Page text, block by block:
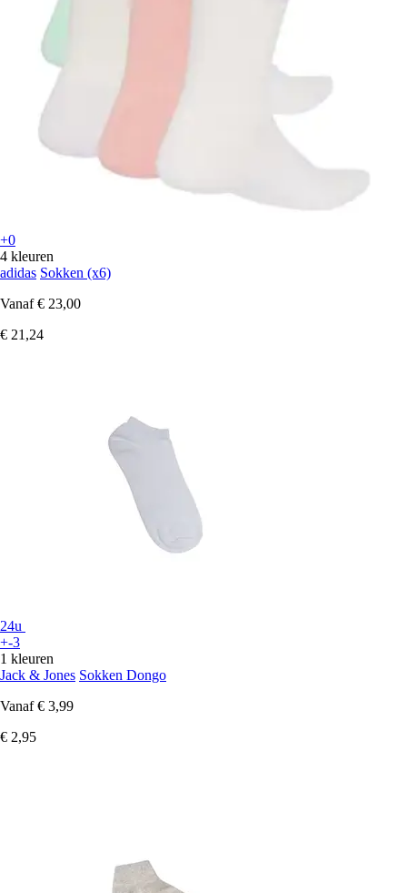
+0
4 kleuren
adidas Sokken (x6)
Vanaf € 23,00
€ 21,24
24u
+-3
1 kleuren
Jack & Jones Sokken Dongo
Vanaf € 3,99
€ 2,95